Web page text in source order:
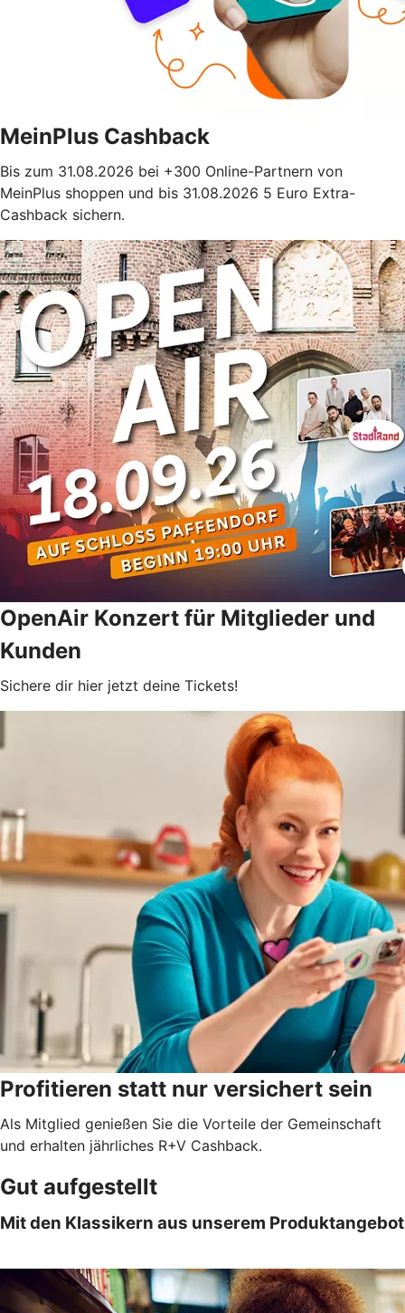
MeinPlus Cashback
Bis zum 31.08.2026 bei +300 Online-Partnern von
MeinPlus shoppen und bis 31.08.2026 5 Euro Extra-
Cashback sichern.
OpenAir Konzert für Mitglieder und
Kunden
Sichere dir hier jetzt deine Tickets!
Profitieren statt nur versichert sein
Als Mitglied genießen Sie die Vorteile der Gemeinschaft
und erhalten jährliches R+V Cashback.
Gut aufgestellt
Mit den Klassikern aus unserem Produktangebot